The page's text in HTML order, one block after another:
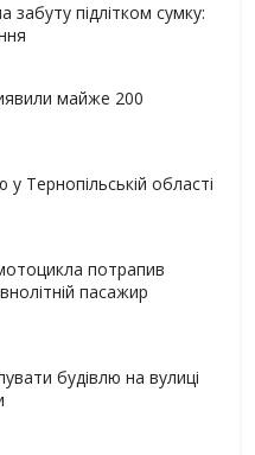
забуту підлітком сумку:
майже 200
у Тернопільській області
потрапив
пасажир
будівлю на вулиці